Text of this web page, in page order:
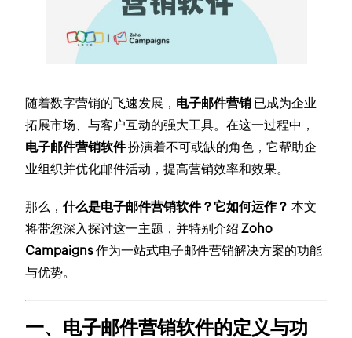
随着数字营销的飞速发展， 电子邮件营销 已成为企业
拓展市场、与客户互动的强大工具。在这一过程中，
电子邮件营销软件扮演着不可或缺的角色，它帮助企
业组织并优化邮件活动，提高营销效率和效果。
那么，什么是电子邮件营销软件？它如何运作？ 本文
将带您深入探讨这一主题，并特别介绍Zoho
Campaigns作为一站式电子邮件营销解决方案的功能
与优势。
一、电子邮件营销软件的定义与功